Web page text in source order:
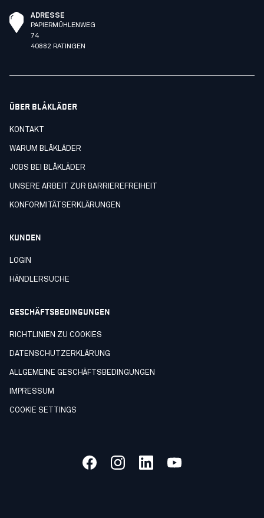
ADRESSE
PAPIERMÜHLENWEG
74
40882 RATINGEN
ÜBER BLÅKLÄDER
KONTAKT
WARUM BLÅKLÄDER
JOBS BEI BLÅKLÄDER
UNSERE ARBEIT ZUR BARRIEREFREIHEIT
KONFORMITÄTSERKLÄRUNGEN
KUNDEN
LOGIN
HÄNDLERSUCHE
GESCHÄFTSBEDINGUNGEN
RICHTLINIEN ZU COOKIES
DATENSCHUTZERKLÄRUNG
ALLGEMEINE GESCHÄFTSBEDINGUNGEN
IMPRESSUM
COOKIE SETTINGS